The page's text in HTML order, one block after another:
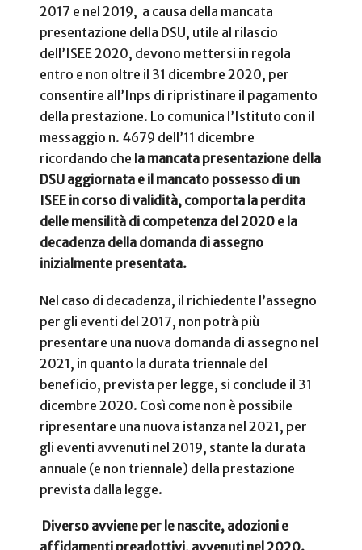
2017 e nel 2019, a causa della mancata
presentazione della DSU, utile al rilascio
dell’ISEE 2020, devono mettersi in regola
entro e non oltre il 31 dicembre 2020, per
consentire all’Inps di ripristinare il pagamento
della prestazione. Lo comunica l’Istituto con il
messaggio n. 4679 dell’11 dicembre
ricordando che l a mancata presentazione della
DSU aggiornata e il mancato possesso di un
ISEE in corso di validità, comporta la perdita
delle mensilità di competenza del 2020 e la
decadenza della domanda di assegno
inizialmente presentata.
Nel caso di decadenza, il richiedente l’assegno
per gli eventi del 2017, non potrà più
presentare una nuova domanda di assegno nel
2021, in quanto la durata triennale del
beneficio, prevista per legge, si conclude il 31
dicembre 2020. Così come non è possibile
ripresentare una nuova istanza nel 2021, per
gli eventi avvenuti nel 2019, stante la durata
annuale (e non triennale) della prestazione
prevista dalla legge.
Diverso avviene per le nascite, adozioni e
affidamenti preadottivi, avvenuti nel 2020.